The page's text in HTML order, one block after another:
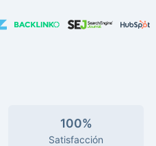
100%
Satisfacción